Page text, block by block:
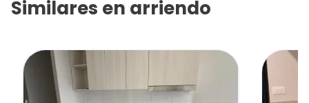
Similares en arriendo